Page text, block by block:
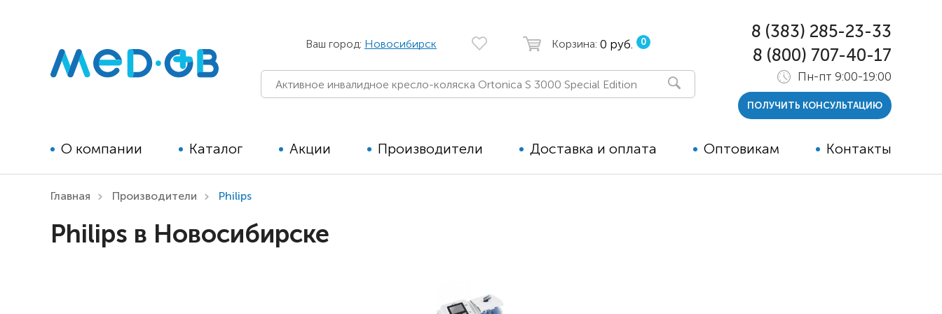
Ваш город: Новосибирск Корзина: 0 руб. 0
О компании Каталог
реабилитации для детей
Детские вертикализаторы
Акции Производители Доставка и оплата Оптовикам Контакты
8 (383) 285-23-33
8 (800) 707-40-17
Пн-пт 9:00-19:00
ПОЛУЧИТЬ КОНСУЛЬТАЦИЮ
Главная Производители Philips
Philips в Новосибирске